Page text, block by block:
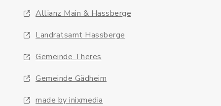
Allianz Main & Hassberge
Landratsamt Hassberge
Gemeinde Theres
Gemeinde Gädheim
made by inixmedia